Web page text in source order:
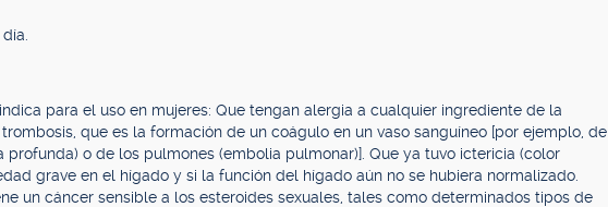
para el uso en mujeres: Que tengan alergia a cualquier ingrediente de la
que es la formación de un coágulo en un vaso sanguíneo [por ejemplo, de
profunda) o de los pulmones (embolia pulmonar)]. Que ya tuvo ictericia (color
grave en el hígado y si la función del hígado aún no se hubiera normalizado.
un cáncer sensible a los esteroides sexuales, tales como determinados tipos de